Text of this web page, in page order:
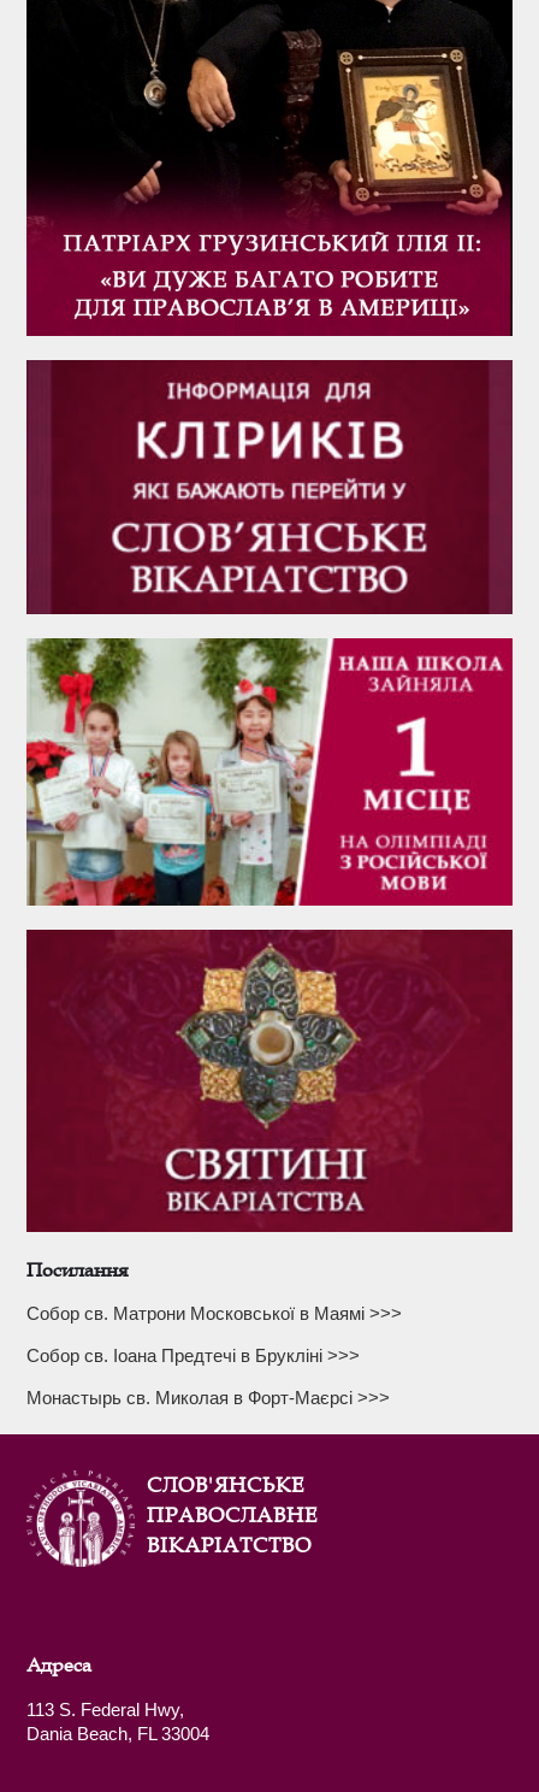
Посилання
Собор св. Матрони Московської в Маямі >>>
Собор св. Іоана Предтечі в Брукліні >>>
Монастырь св. Миколая в Форт-Маєрсі >>>
СЛОВ'ЯНСЬКЕ
ПРАВОСЛАВНЕ
ВІКАРІАТСТВО
Адреса
113 S. Federal Hwy,
Dania Beach, FL 33004